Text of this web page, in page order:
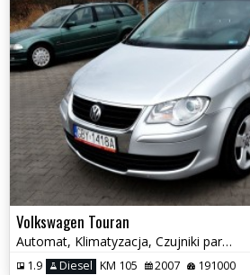
Volkswagen Touran
Automat, Klimatyzacja, Czujniki parkowania, Podgrzewane fotele
1.9 Diesel KM 105 2007 191000